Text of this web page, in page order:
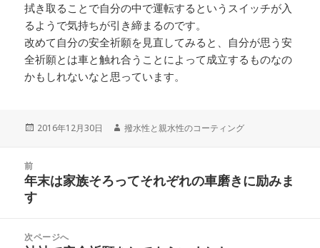
拭き取ることで自分の中で運転するというスイッチが入
るようで気持ちが引き締まるのです。
改めて自分の安全祈願を見直してみると、自分が思う安
全祈願とは車と触れ合うことによって成立するものなの
かもしれないなと思っています。
投
2016年12月30日
作
撥水性と親水性のコーティング
前
前
の
稿:
年末は家族そろってそれぞれの車磨きに励みま
す
次ページへ